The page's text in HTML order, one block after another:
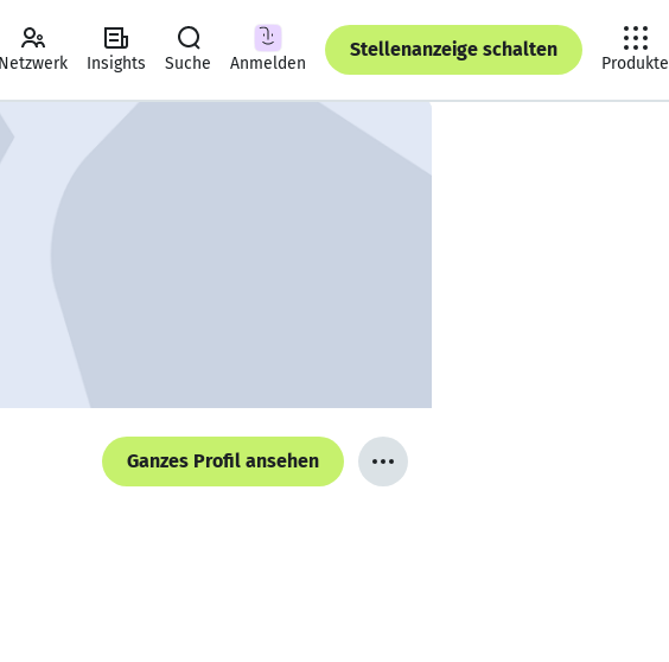
Netzwerk Insights Suche Anmelden
Stellenanzeige schalten
Produkte
Ganzes Profil ansehen